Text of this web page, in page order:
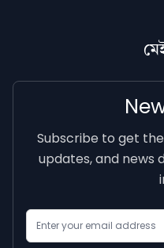
Subscribe to get
updates, and news
Email Address